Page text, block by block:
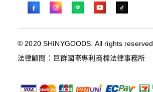
© 2020 SHINYGOODS. All rights reserved.
法律顧問：巨群國際專利商標法律事務所